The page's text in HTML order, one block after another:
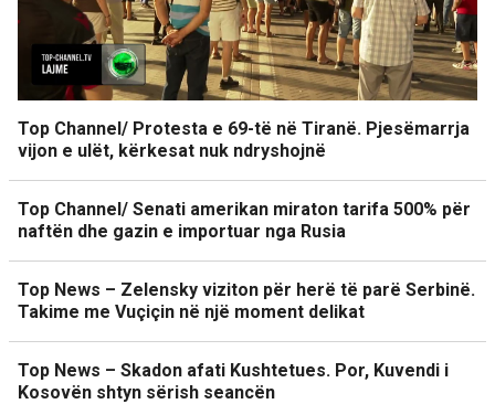
Top Channel/ Protesta e 69-të në Tiranë. Pjesëmarrja
vijon e ulët, kërkesat nuk ndryshojnë
Top Channel/ Senati amerikan miraton tarifa 500% për
naftën dhe gazin e importuar nga Rusia
Top News – Zelensky viziton për herë të parë Serbinë.
Takime me Vuçiçin në një moment delikat
Top News – Skadon afati Kushtetues. Por, Kuvendi i
Kosovën shtyn sërish seancën